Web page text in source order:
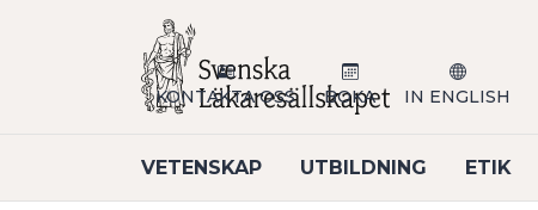
VETENSKAP UTBILDNING ETIK
KONTAKTA OSS BOKA IN ENGLISH